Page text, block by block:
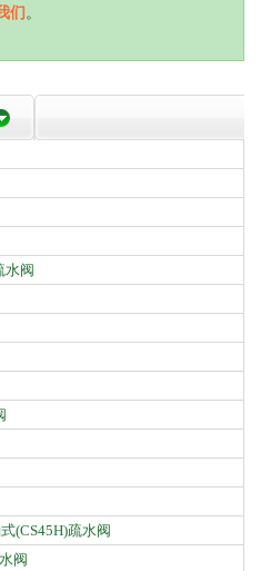
们 。
水阀
(CS45H)疏水阀
阀